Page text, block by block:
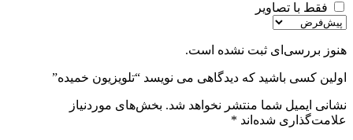
فقط با تصاویر
هنوز بررسی‌ای ثبت نشده است.
اولین کسی باشید که دیدگاهی می نویسد “تلویزیون خمیده”
نشانی ایمیل شما منتشر نخواهد شد. بخش‌های موردنیاز
علامت‌گذاری شده‌اند *